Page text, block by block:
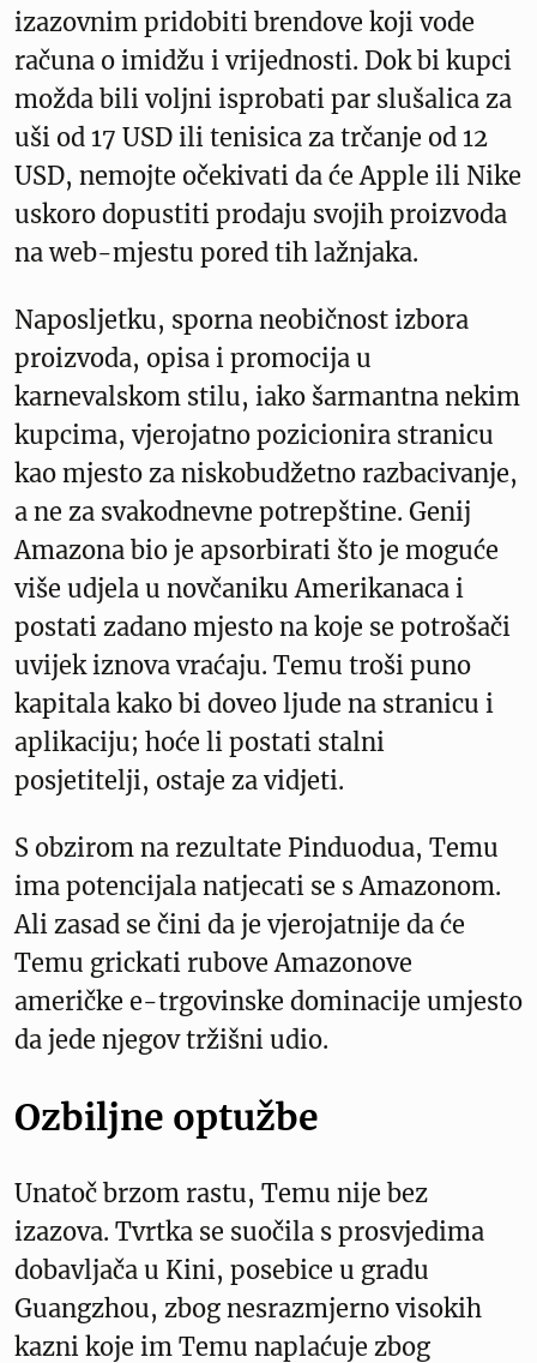
izazovnim pridobiti brendove koji vode
računa o imidžu i vrijednosti. Dok bi kupci
možda bili voljni isprobati par slušalica za
uši od 17 USD ili tenisica za trčanje od 12
USD, nemojte očekivati ​​da će Apple ili Nike
uskoro dopustiti prodaju svojih proizvoda
na web-mjestu pored tih lažnjaka.
Naposljetku, sporna neobičnost izbora
proizvoda, opisa i promocija u
karnevalskom stilu, iako šarmantna nekim
kupcima, vjerojatno pozicionira stranicu
kao mjesto za niskobudžetno razbacivanje,
a ne za svakodnevne potrepštine. Genij
Amazona bio je apsorbirati što je moguće
više udjela u novčaniku Amerikanaca i
postati zadano mjesto na koje se potrošači
uvijek iznova vraćaju. Temu troši puno
kapitala kako bi doveo ljude na stranicu i
aplikaciju; hoće li postati stalni
posjetitelji, ostaje za vidjeti.
S obzirom na rezultate Pinduodua, Temu
ima potencijala natjecati se s Amazonom.
Ali zasad se čini da je vjerojatnije da će
Temu grickati rubove Amazonove
američke e-trgovinske dominacije umjesto
da jede njegov tržišni udio.
Ozbiljne optužbe
Unatoč brzom rastu, Temu nije bez
izazova. Tvrtka se suočila s prosvjedima
dobavljača u Kini, posebice u gradu
Guangzhou, zbog nesrazmjerno visokih
kazni koje im Temu naplaćuje zbog